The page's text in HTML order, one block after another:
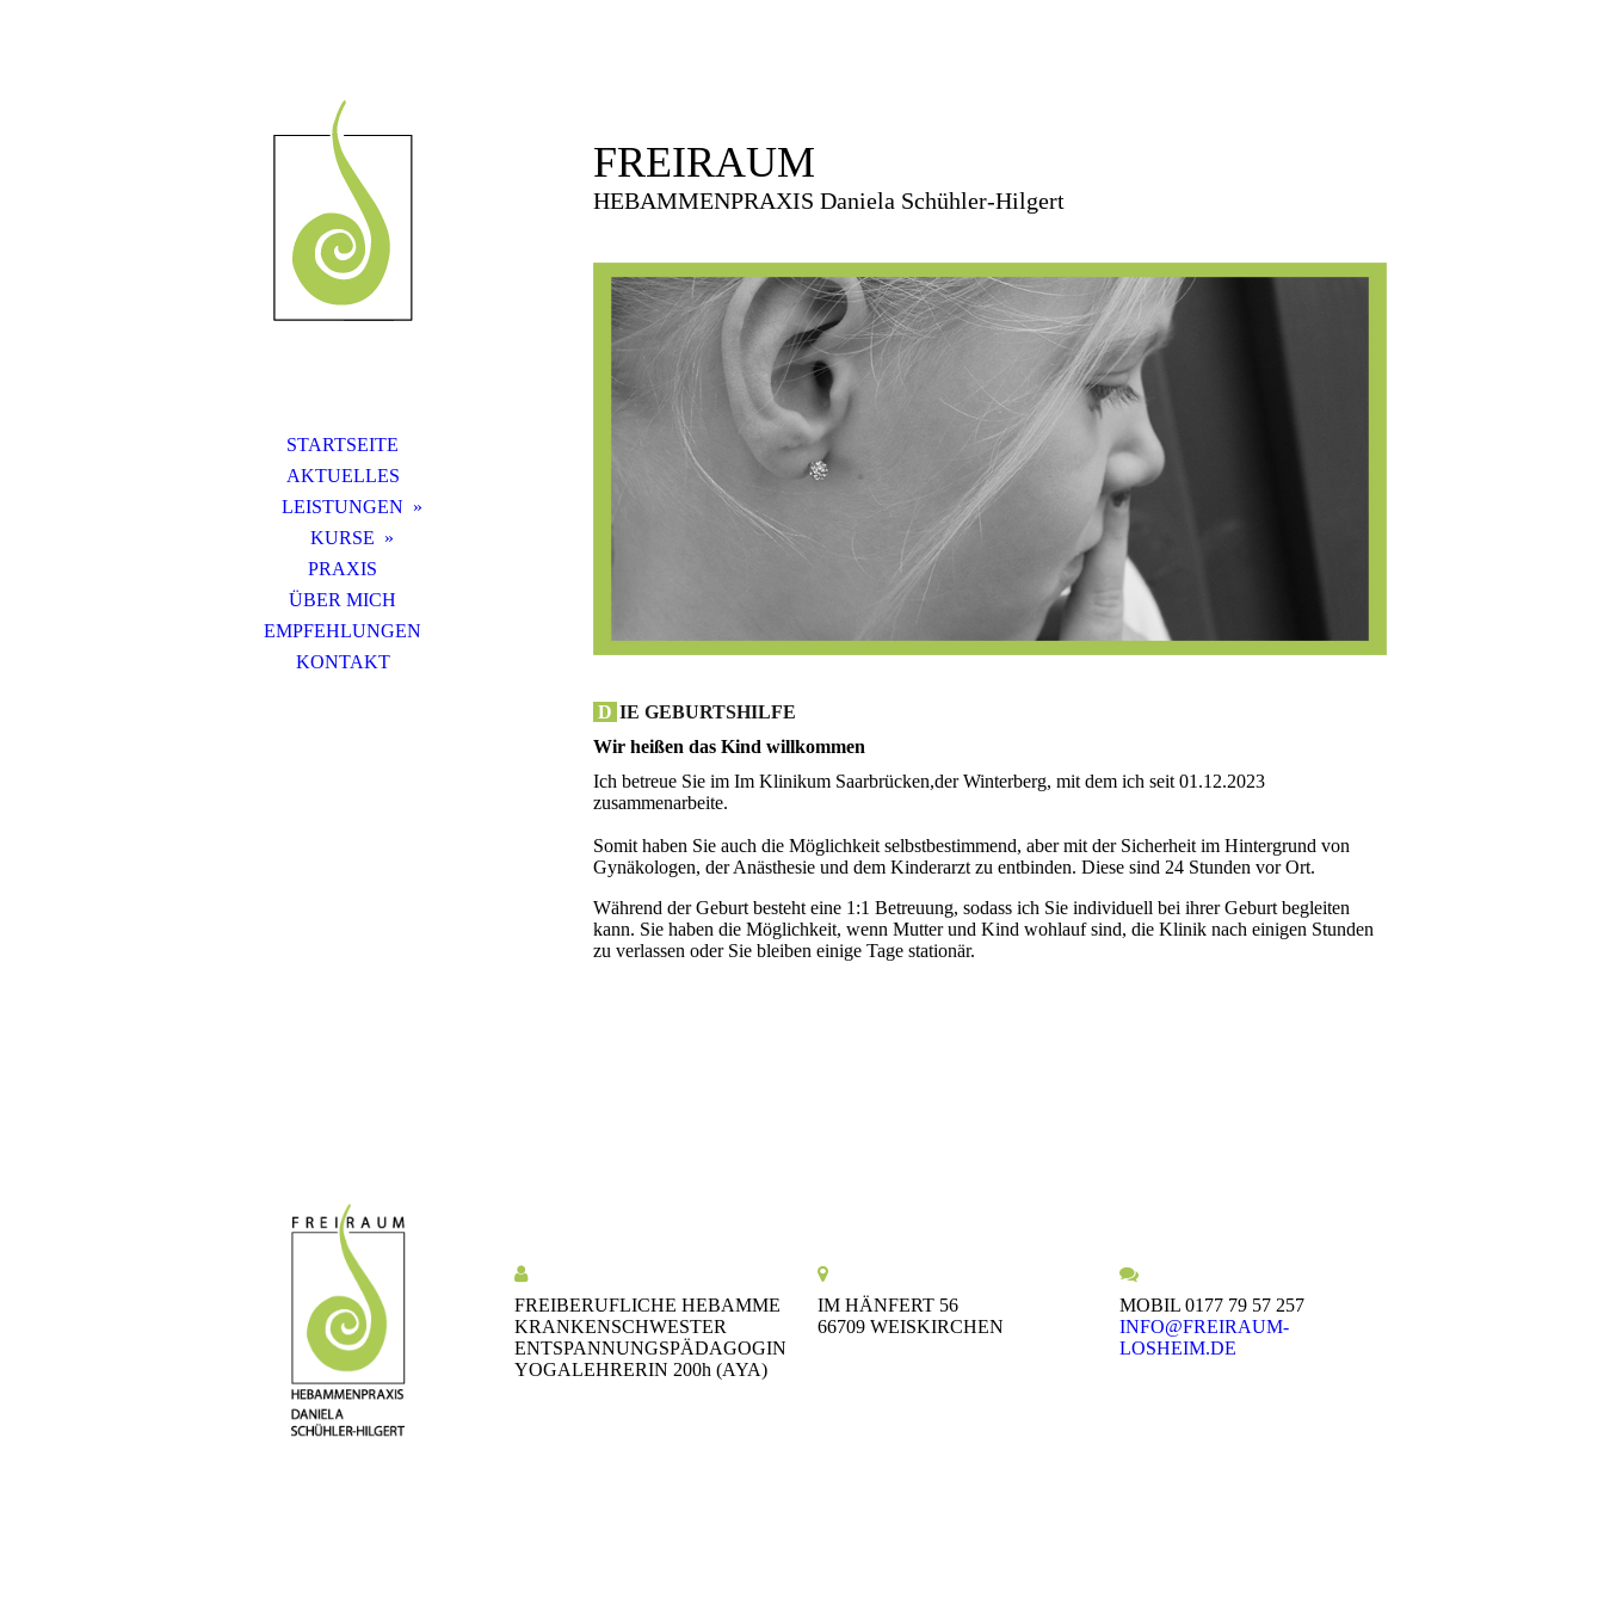
STARTSEITE
AKTUELLES
LEISTUNGEN
KURSE
PRAXIS
ÜBER MICH
EMPFEHLUNGEN
KONTAKT
FREIRAUM
HEBAMMENPRAXIS Daniela Schühler-Hilgert
D IE GEBURTSHILFE
Wir heißen das Kind willkommen
Ich betreue Sie im Im Klinikum Saarbrücken,der Winterberg, mit dem ich seit 01.12.2023
zusammenarbeite.
Somit haben Sie auch die Möglichkeit selbstbestimmend, aber mit der Sicherheit im Hintergrund von
Gynäkologen, der Anästhesie und dem Kinderarzt zu entbinden. Diese sind 24 Stunden vor Ort.
Während der Geburt besteht eine 1:1 Betreuung, sodass ich Sie individuell bei ihrer Geburt begleiten
kann. Sie haben die Möglichkeit, wenn Mutter und Kind wohlauf sind, die Klinik nach einigen Stunden
zu verlassen oder Sie bleiben einige Tage stationär.
FREIBERUFLICHE HEBAMME
KRANKENSCHWESTER
ENTSPANNUNGSPÄDAGOGIN
YOGALEHRERIN 200h (AYA)
IM HÄNFERT 56
66709 WEISKIRCHEN
MOBIL 0177 79 57 257
INFO@FREIRAUM-
LOSHEIM.DE